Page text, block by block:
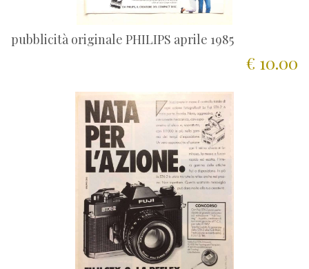
pubblicità originale PHILIPS aprile 1985
€ 10.00